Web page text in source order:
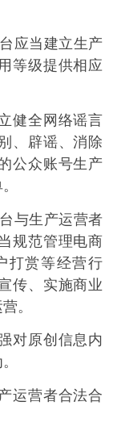
应当建立生产
等级提供相应
健全网络谣言
、辟谣、消除
公众账号生产
与生产运营者
规范管理电商
打赏等经营行
传、实施商业
。
对原创信息内
运营者合法合